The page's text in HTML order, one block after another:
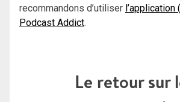
recommandons d’utiliser l’application
Podcast Addict.
Le retour sur